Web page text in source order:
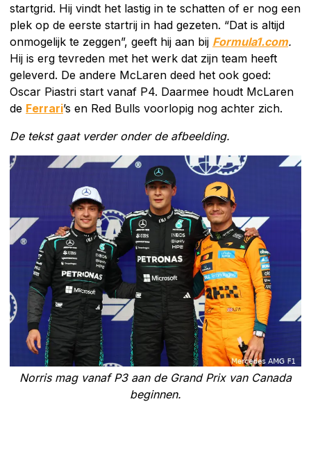
startgrid. Hij vindt het lastig in te schatten of er nog een
plek op de eerste startrij in had gezeten. “Dat is altijd
onmogelijk te zeggen”, geeft hij aan bij Formula1.com.
Hij is erg tevreden met het werk dat zijn team heeft
geleverd. De andere McLaren deed het ook goed:
Oscar Piastri start vanaf P4. Daarmee houdt McLaren
de Ferrari’s en Red Bulls voorlopig nog achter zich.
De tekst gaat verder onder de afbeelding.
Norris mag vanaf P3 aan de Grand Prix van Canada
beginnen.